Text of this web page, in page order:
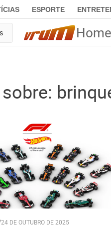
ESPORTE
Home
24 DE OUTUBRO DE 2025